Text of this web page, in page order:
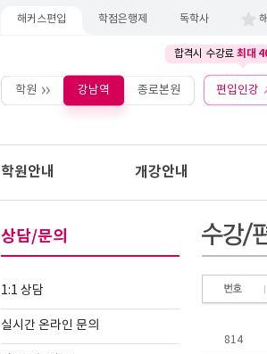
해커스편입 학점은행제 독학사
합격시 수강료 최대
학원 강남역 종로본원 편입인강
학원안내 개강안내
상담/문의
1:1 상담
실시간 온라인 문의